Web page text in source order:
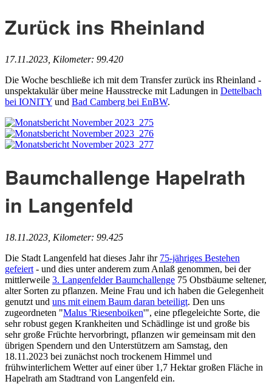
Zurück ins Rheinland
17.11.2023, Kilometer: 99.420
Die Woche beschließe ich mit dem Transfer zurück ins Rheinland -
unspektakulär über meine Hausstrecke mit Ladungen in Dettelbach
bei IONITY und Bad Camberg bei EnBW.
Baumchallenge Hapelrath
in Langenfeld
18.11.2023, Kilometer: 99.425
Die Stadt Langenfeld hat dieses Jahr ihr 75-jähriges Bestehen
gefeiert - und dies unter anderem zum Anlaß genommen, bei der
mittlerweile 3. Langenfelder Baumchallenge 75 Obstbäume seltener,
alter Sorten zu pflanzen. Meine Frau und ich haben die Gelegenheit
genutzt und uns mit einem Baum daran beteiligt. Den uns
zugeordneten "Malus 'Riesenboiken'", eine pflegeleichte Sorte, die
sehr robust gegen Krankheiten und Schädlinge ist und große bis
sehr große Früchte hervorbringt, pflanzen wir gemeinsam mit den
übrigen Spendern und den Unterstützern am Samstag, den
18.11.2023 bei zunächst noch trockenem Himmel und
frühwinterlichem Wetter auf einer über 1,7 Hektar großen Fläche in
Hapelrath am Stadtrand von Langenfeld ein.